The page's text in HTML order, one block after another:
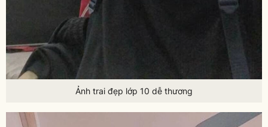
Ảnh trai đẹp lớp 10 dễ thương